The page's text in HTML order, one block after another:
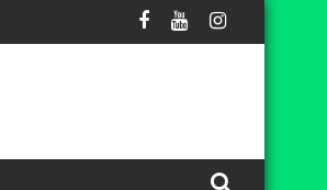
Bekasi Lepas Tim Sepak Bola FORSGI
Sambut HUT ke-81 RI, Ibu-Ibu LDII